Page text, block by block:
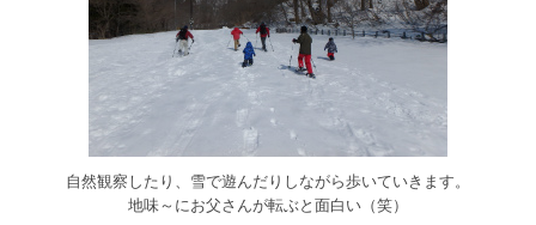
自然観察したり、雪で遊んだりしながら歩いていきます。
地味～にお父さんが転ぶと面白い（笑）